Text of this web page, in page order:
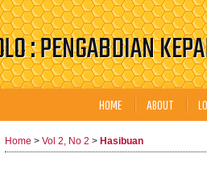
: PENGABDIAN
HOME ABOUT
Home > Vol 2, No 2 > Hasibuan